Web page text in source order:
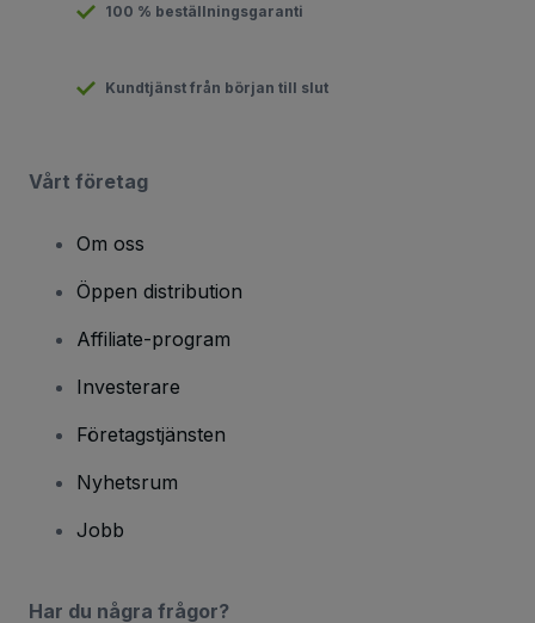
100 % beställningsgaranti
Kundtjänst från början till slut
Vårt företag
Om oss
Öppen distribution
Affiliate-program
Investerare
Företagstjänsten
Nyhetsrum
Jobb
Har du några frågor?